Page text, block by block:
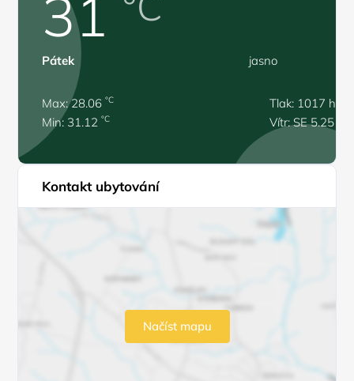
31
Pátek jasno
Max: 28.06°C
Min: 31.12°C
Tlak: 1017 hPa
Vítr: SE 5.25 m/
Kontakt ubytování
Načíst mapu